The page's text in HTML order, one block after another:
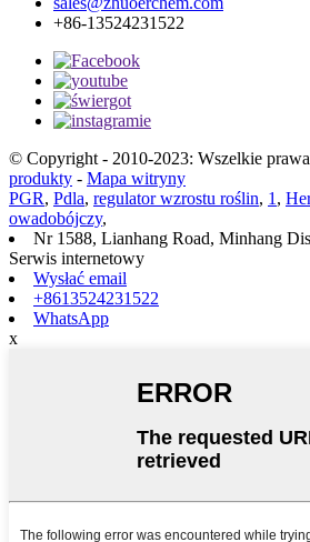
+86-13524231522
© Copyright - 2010-2023: Wszelkie prawa
produkty - Mapa witryny
PGR, Pdla, regulator wzrostu roślin, 1 ,
owadobójczy,
Nr 1588, Lianhang Road, Minhang
Serwis internetowy
Wysłać email
+8613524231522
WhatsApp
x